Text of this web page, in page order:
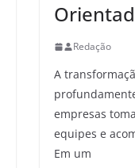
Redação
A
empresas
equipes e
Em um